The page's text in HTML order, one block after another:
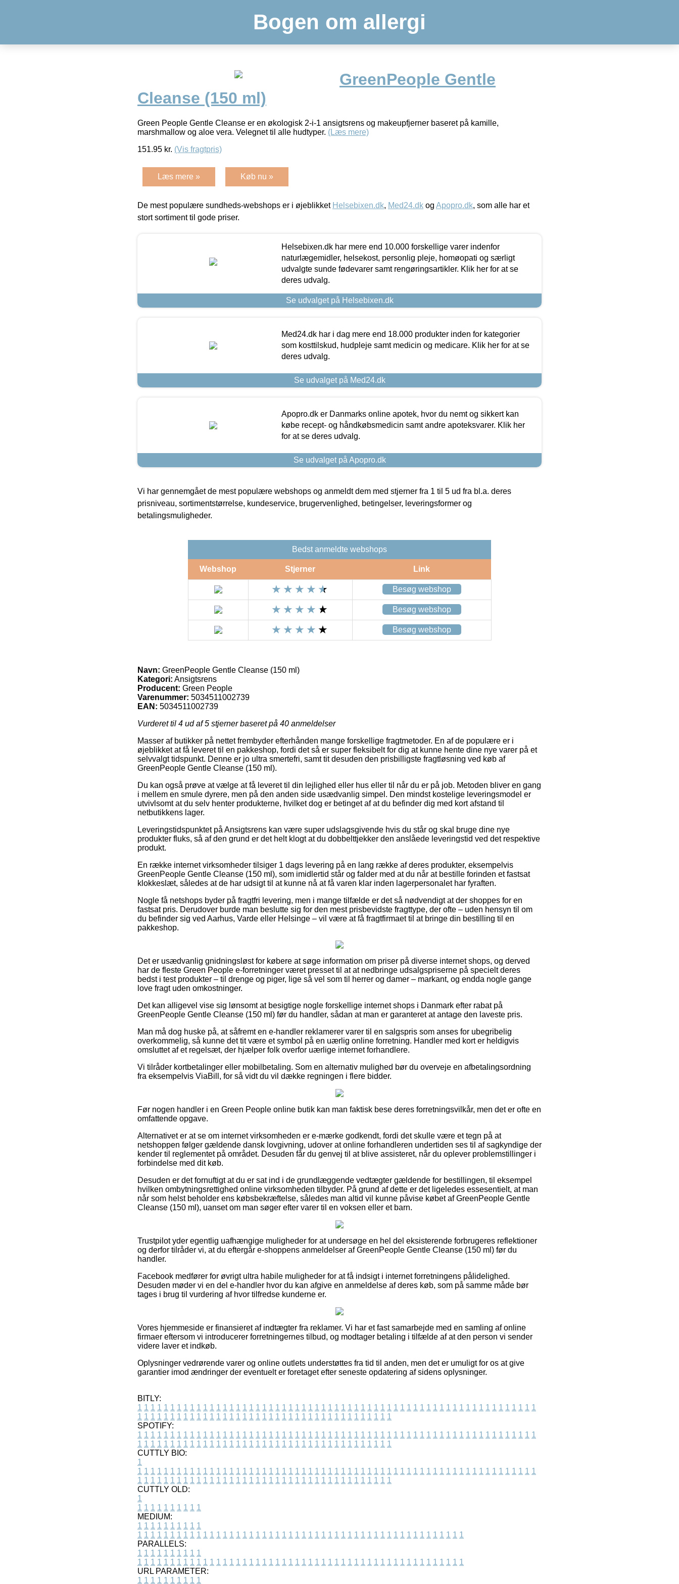
Bogen om allergi
GreenPeople Gentle
Cleanse (150 ml)
Green People Gentle Cleanse er en økologisk 2-i-1 ansigtsrens og makeupfjerner baseret på kamille,
marshmallow og aloe vera. Velegnet til alle hudtyper. (Læs mere)
151.95 kr. (Vis fragtpris)
Læs mere » Køb nu »
De mest populære sundheds-webshops er i øjeblikket Helsebixen.dk, Med24.dk og Apopro.dk, som alle har et
stort sortiment til gode priser.
Helsebixen.dk har mere end 10.000 forskellige varer indenfor
naturlægemidler, helsekost, personlig pleje, homøopati og særligt
udvalgte sunde fødevarer samt rengøringsartikler. Klik her for at se
deres udvalg.
Se udvalget på Helsebixen.dk
Med24.dk har i dag mere end 18.000 produkter inden for kategorier
som kosttilskud, hudpleje samt medicin og medicare. Klik her for at se
deres udvalg.
Se udvalget på Med24.dk
Apopro.dk er Danmarks online apotek, hvor du nemt og sikkert kan
købe recept- og håndkøbsmedicin samt andre apoteksvarer. Klik her
for at se deres udvalg.
Se udvalget på Apopro.dk
Vi har gennemgået de mest populære webshops og anmeldt dem med stjerner fra 1 til 5 ud fra bl.a. deres
prisniveau, sortimentstørrelse, kundeservice, brugervenlighed, betingelser, leveringsformer og
betalingsmuligheder.
Bedst anmeldte webshops
Webshop Stjerner Link
Besøg webshop
Besøg webshop
Besøg webshop
Navn: GreenPeople Gentle Cleanse (150 ml)
Kategori: Ansigtsrens
Producent: Green People
Varenummer: 5034511002739
EAN: 5034511002739
Vurderet til 4 ud af 5 stjerner baseret på 40 anmeldelser
Masser af butikker på nettet frembyder efterhånden mange forskellige fragtmetoder. En af de populære er i
øjeblikket at få leveret til en pakkeshop, fordi det så er super fleksibelt for dig at kunne hente dine nye varer på et
selvvalgt tidspunkt. Denne er jo ultra smertefri, samt tit desuden den prisbilligste fragtløsning ved køb af
GreenPeople Gentle Cleanse (150 ml).
Du kan også prøve at vælge at få leveret til din lejlighed eller hus eller til når du er på job. Metoden bliver en gang
i mellem en smule dyrere, men på den anden side usædvanlig simpel. Den mindst kostelige leveringsmodel er
utvivlsomt at du selv henter produkterne, hvilket dog er betinget af at du befinder dig med kort afstand til
netbutikkens lager.
Leveringstidspunktet på Ansigtsrens kan være super udslagsgivende hvis du står og skal bruge dine nye
produkter fluks, så af den grund er det helt klogt at du dobbelttjekker den anslåede leveringstid ved det respektive
produkt.
En række internet virksomheder tilsiger 1 dags levering på en lang række af deres produkter, eksempelvis
GreenPeople Gentle Cleanse (150 ml), som imidlertid står og falder med at du når at bestille forinden et fastsat
klokkeslæt, således at de har udsigt til at kunne nå at få varen klar inden lagerpersonalet har fyraften.
Nogle få netshops byder på fragtfri levering, men i mange tilfælde er det så nødvendigt at der shoppes for en
fastsat pris. Derudover burde man beslutte sig for den mest prisbevidste fragttype, der ofte – uden hensyn til om
du befinder sig ved Aarhus, Varde eller Helsinge – vil være at få fragtfirmaet til at bringe din bestilling til en
pakkeshop.
Det er usædvanlig gnidningsløst for købere at søge information om priser på diverse internet shops, og derved
har de fleste Green People e-forretninger været presset til at at nedbringe udsalgspriserne på specielt deres
bedst i test produkter – til drenge og piger, lige så vel som til herrer og damer – markant, og endda nogle gange
love fragt uden omkostninger.
Det kan alligevel vise sig lønsomt at besigtige nogle forskellige internet shops i Danmark efter rabat på
GreenPeople Gentle Cleanse (150 ml) før du handler, sådan at man er garanteret at antage den laveste pris.
Man må dog huske på, at såfremt en e-handler reklamerer varer til en salgspris som anses for ubegribelig
overkommelig, så kunne det tit være et symbol på en uærlig online forretning. Handler med kort er heldigvis
omsluttet af et regelsæt, der hjælper folk overfor uærlige internet forhandlere.
Vi tilråder kortbetalinger eller mobilbetaling. Som en alternativ mulighed bør du overveje en afbetalingsordning
fra eksempelvis ViaBill, for så vidt du vil dække regningen i flere bidder.
Før nogen handler i en Green People online butik kan man faktisk bese deres forretningsvilkår, men det er ofte en
omfattende opgave.
Alternativet er at se om internet virksomheden er e-mærke godkendt, fordi det skulle være et tegn på at
netshoppen følger gældende dansk lovgivning, udover at online forhandleren undertiden ses til af sagkyndige der
kender til reglementet på området. Desuden får du genvej til at blive assisteret, når du oplever problemstillinger i
forbindelse med dit køb.
Desuden er det fornuftigt at du er sat ind i de grundlæggende vedtægter gældende for bestillingen, til eksempel
hvilken ombytningsrettighed online virksomheden tilbyder. På grund af dette er det ligeledes essesentielt, at man
når som helst beholder ens købsbekræftelse, således man altid vil kunne påvise købet af GreenPeople Gentle
Cleanse (150 ml), uanset om man søger efter varer til en voksen eller et barn.
Trustpilot yder egentlig uafhængige muligheder for at undersøge en hel del eksisterende forbrugeres reflektioner
og derfor tilråder vi, at du eftergår e-shoppens anmeldelser af GreenPeople Gentle Cleanse (150 ml) før du
handler.
Facebook medfører for øvrigt ultra habile muligheder for at få indsigt i internet forretningens pålidelighed.
Desuden møder vi en del e-handler hvor du kan afgive en anmeldelse af deres køb, som på samme måde bør
tages i brug til vurdering af hvor tilfredse kunderne er.
Vores hjemmeside er finansieret af indtægter fra reklamer. Vi har et fast samarbejde med en samling af online
firmaer eftersom vi introducerer forretningernes tilbud, og modtager betaling i tilfælde af at den person vi sender
videre laver et indkøb.
Oplysninger vedrørende varer og online outlets understøttes fra tid til anden, men det er umuligt for os at give
garantier imod ændringer der eventuelt er foretaget efter seneste opdatering af sidens oplysninger.
BITLY:
1 1 1 1 1 1 1 1 1 1 1 1 1 1 1 1 1 1 1 1 1 1 1 1 1 1 1 1 1 1 1 1 1 1 1 1 1 1 1 1 1 1 1 1 1 1 1 1 1 1 1 1 1 1 1 1 1 1 1 1 1
1 1 1 1 1 1 1 1 1 1 1 1 1 1 1 1 1 1 1 1 1 1 1 1 1 1 1 1 1 1 1 1 1 1 1 1 1 1 1
SPOTIFY:
1 1 1 1 1 1 1 1 1 1 1 1 1 1 1 1 1 1 1 1 1 1 1 1 1 1 1 1 1 1 1 1 1 1 1 1 1 1 1 1 1 1 1 1 1 1 1 1 1 1 1 1 1 1 1 1 1 1 1 1 1
1 1 1 1 1 1 1 1 1 1 1 1 1 1 1 1 1 1 1 1 1 1 1 1 1 1 1 1 1 1 1 1 1 1 1 1 1 1 1
CUTTLY BIO:
1
1 1 1 1 1 1 1 1 1 1 1 1 1 1 1 1 1 1 1 1 1 1 1 1 1 1 1 1 1 1 1 1 1 1 1 1 1 1 1 1 1 1 1 1 1 1 1 1 1 1 1 1 1 1 1 1 1 1 1 1 1
1 1 1 1 1 1 1 1 1 1 1 1 1 1 1 1 1 1 1 1 1 1 1 1 1 1 1 1 1 1 1 1 1 1 1 1 1 1 1
CUTTLY OLD:
1
1 1 1 1 1 1 1 1 1 1
MEDIUM:
1 1 1 1 1 1 1 1 1 1
1 1 1 1 1 1 1 1 1 1 1 1 1 1 1 1 1 1 1 1 1 1 1 1 1 1 1 1 1 1 1 1 1 1 1 1 1 1 1 1 1 1 1 1 1 1 1 1 1 1
PARALLELS:
1 1 1 1 1 1 1 1 1 1
1 1 1 1 1 1 1 1 1 1 1 1 1 1 1 1 1 1 1 1 1 1 1 1 1 1 1 1 1 1 1 1 1 1 1 1 1 1 1 1 1 1 1 1 1 1 1 1 1 1
URL PARAMETER:
1 1 1 1 1 1 1 1 1 1